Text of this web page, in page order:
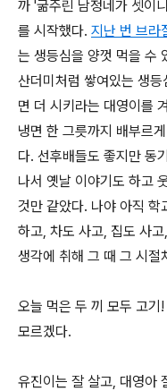
까 '굶주린 남정네가 셋이
를 시작했다. 지난 번 브라
는 생등심을 양껏 먹을 수
산더미처럼 쌓여있는 생
면 더 시키라는 대영이를
냉면 한 그릇까지 배부르
다. 선후배들도 좋지만 동
나서 옛날 이야기도 하고
것만 같았다. 나야 아직 학
하고, 차도 사고, 집도 사
생각에 취해 그 때 그 시절
오늘 먹은 두 끼 모두 고기
모르겠다.
유진이는 잘 살고, 대영아